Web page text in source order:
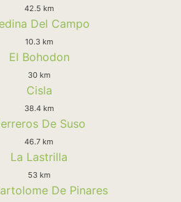
42.5 km
Del Campo
10.3 km
El Bohodon
30 km
Cisla
38.4 km
De Suso
46.7 km
La Lastrilla
53 km
De Pinares